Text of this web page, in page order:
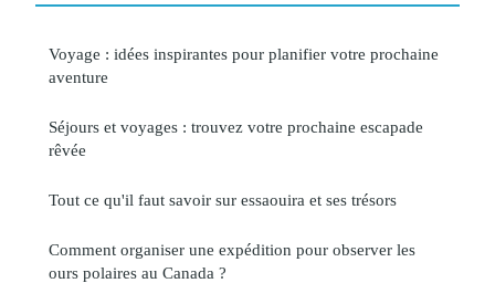
Voyage : idées inspirantes pour planifier votre prochaine
aventure
Séjours et voyages : trouvez votre prochaine escapade
rêvée
Tout ce qu'il faut savoir sur essaouira et ses trésors
Comment organiser une expédition pour observer les
ours polaires au Canada ?